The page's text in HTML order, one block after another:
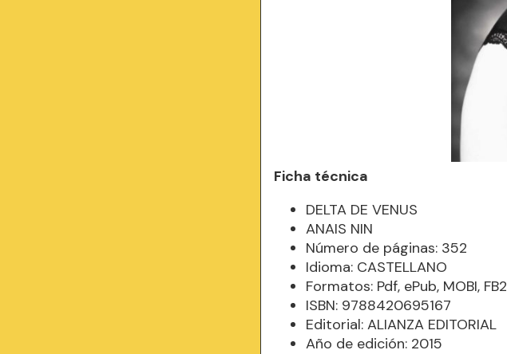
Ficha técnica
DELTA DE VENUS
ANAIS NIN
Número de páginas: 352
Idioma: CASTELLANO
Formatos: Pdf, ePub, MOBI, FB2
ISBN: 9788420695167
Editorial: ALIANZA EDITORIAL
Año de edición: 2015